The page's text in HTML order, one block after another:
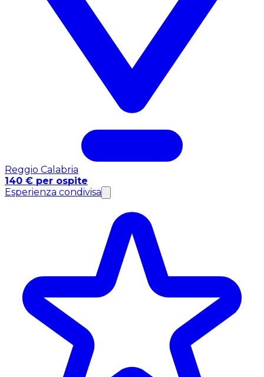
Reggio Calabria
140 € per ospite
Esperienza condivisa